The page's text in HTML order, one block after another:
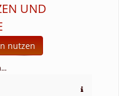
UND
nutzen